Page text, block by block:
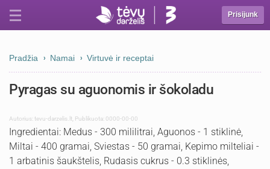
Prisijunk
Pradžia Namai Virtuvė ir receptai
Pyragas su aguonomis ir šokoladu
Autorius:tevu-darzelis.lt Publikuota: 0000-00-00
Ingredientai: Medus - 300 mililitrai, Aguonos - 1 stiklinė,
Miltai - 400 gramai, Sviestas - 50 gramai, Kepimo milteliai -
1 arbatinis šaukštelis, Rudasis cukrus - 0.3 stiklinės,